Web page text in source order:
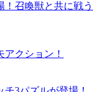
！召喚獣と共に戦う
クション！